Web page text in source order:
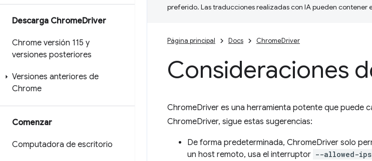
Descarga ChromeDriver
Chrome versión 115 y
versiones posteriores
Versiones anteriores de
Chrome
Comenzar
Computadora de escritorio
preferido. Las traducciones realizadas con IA pueden contener
Página principal Docs ChromeDriver
Consideraciones
ChromeDriver es una herramienta potente que puede
ChromeDriver, sigue estas sugerencias:
De forma predeterminada, ChromeDriver solo
un host remoto, usa el interruptor --allowed-ips